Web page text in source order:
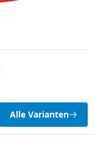
Alle Varianten